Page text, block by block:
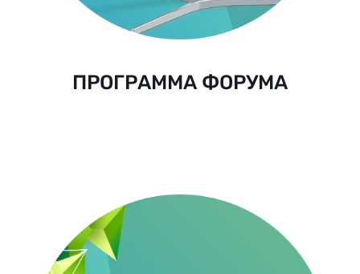
ПРОГРАММА ФОРУМА